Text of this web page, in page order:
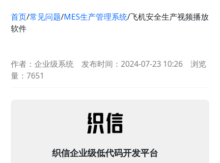
首页/常见问题/MES生产管理系统/飞机安全生产视频播放
软件
作者：企业级系统 发布时间：2024-07-23 10:26
浏览
量：7651
织信企业级低代码开发平台